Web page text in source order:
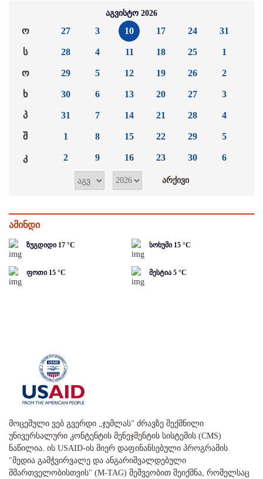
აგვისტო 2026
ო
ს
ო
ხ
პ
შ
კ
27
28
29
30
31
1
2
3
4
5
6
7
8
9
10
11
12
13
14
15
16
17
18
19
20
21
22
23
24
25
26
27
28
29
30
31
1
2
3
4
5
6
ამინდი
ზუგდიდი 17 °C სოხუმი 15 °C
ფოთი 15 °C მესტია 5 °C
მოცემული ვებ გვერდი „ჯუმლას" ძრავზე შექმნილი
უნივერსალური კონტენტის მენეჯმენტის სისტემის (CMS)
ნაწილია. ის USAID-ის მიერ დაფინანსებული პროგრამის
"მედია გამჭვირვალე და ანგარიშვალდებული
მმართველობისთვის" (M-TAG) მეშვეობით შეიქმნა, რომელსაც